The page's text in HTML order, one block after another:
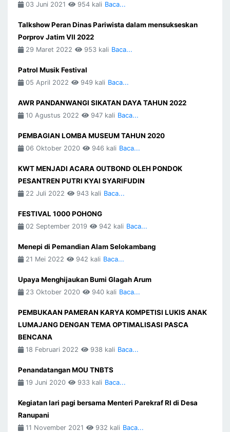
03 Juni 2021 954 kali Baca...
Talkshow Peran Dinas Pariwista dalam mensukseskan
Porprov Jatim VII 2022
29 Maret 2022 953 kali Baca...
Patrol Musik Festival
05 April 2022 949 kali Baca...
AWR PANDANWANGI SIKATAN DAYA TAHUN 2022
10 Agustus 2022 947 kali Baca...
PEMBAGIAN LOMBA MUSEUM TAHUN 2020
06 Oktober 2020 946 kali Baca...
KWT MENJADI ACARA OUTBOND OLEH PONDOK
PESANTREN PUTRI KYAI SYARIFUDIN
22 Juli 2022 943 kali Baca...
FESTIVAL 1000 POHONG
02 September 2019 942 kali Baca...
Menepi di Pemandian Alam Selokambang
21 Mei 2022 942 kali Baca...
Upaya Menghijaukan Bumi Glagah Arum
23 Oktober 2020 940 kali Baca...
PEMBUKAAN PAMERAN KARYA KOMPETISI LUKIS ANAK
LUMAJANG DENGAN TEMA OPTIMALISASI PASCA
BENCANA
18 Februari 2022 938 kali Baca...
Penandatangan MOU TNBTS
19 Juni 2020 933 kali Baca...
Kegiatan lari pagi bersama Menteri Parekraf RI di Desa
Ranupani
11 November 2021 932 kali Baca...